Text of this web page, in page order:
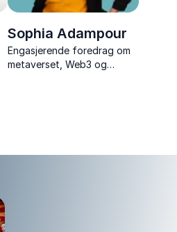
Sophia Adampour
Engasjerende foredrag om
metaverset, Web3 og